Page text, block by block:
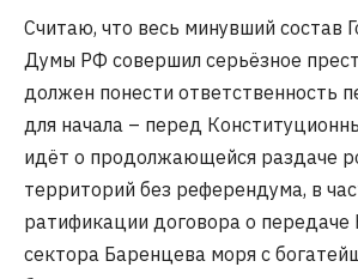
Считаю, что весь минувший состав
Думы РФ совершил серьёзное
должен понести ответственность
для начала – перед
идёт о продолжающейся раздаче
территорий без референдума, в
ратификации договора о передаче
сектора Баренцева моря с